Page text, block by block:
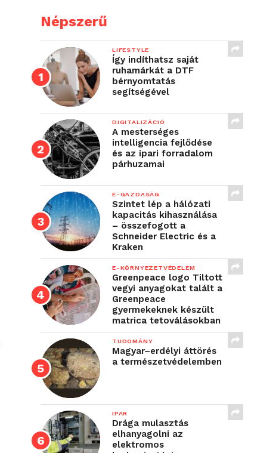
Népszerű
LIFESTYLE
Így indíthatsz saját
ruhamárkát a DTF
bérnyomtatás
segítségével
DIGITALIZÁCIÓ
A mesterséges
intelligencia fejlődése
és az ipari forradalom
párhuzamai
E-GAZDASÁG
Szintet lép a hálózati
kapacitás kihasználása
– összefogott a
Schneider Electric és a
Kraken
E-KÖRNYEZETVÉDELEM
Greenpeace logo Tiltott
vegyi anyagokat talált a
Greenpeace
gyermekeknek készült
matrica tetoválásokban
TUDOMÁNY
Magyar–erdélyi áttörés
a természetvédelemben
IPAR
Drága mulasztás
elhanyagolni az
elektromos